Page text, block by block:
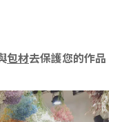
包材去保護您的作品